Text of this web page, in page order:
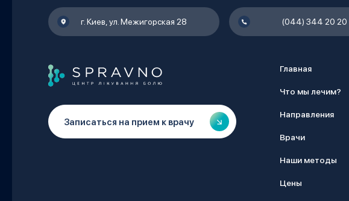
г. Киев, ул. Межигорская 28 (044) 344 20 20
Записаться на прием к врачу
Главная
Что мы лечим?
Направления
Врачи
Наши методы
Цены